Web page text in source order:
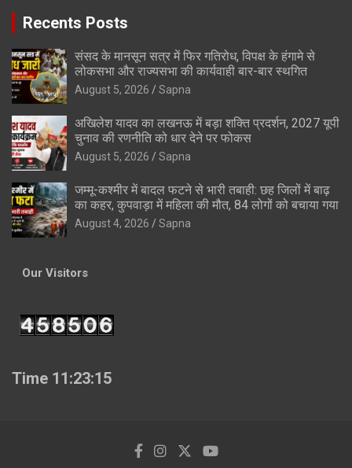
Recents Posts
संसद के मानसून सत्र में फिर गतिरोध, विपक्ष के हंगामे से
लोकसभा और राज्यसभा की कार्यवाही बार-बार स्थगित
August 5, 2026 Sapna
अखिलेश यादव का लखनऊ में बड़ा शक्ति प्रदर्शन, 2027 यूपी
चुनाव की रणनीति को धार देने पर फोकस
August 5, 2026 Sapna
जम्मू-कश्मीर में बादल फटने से भारी तबाही: छह जिलों में बाढ़
का कहर, कुपवाड़ा में महिला की मौत, 84 लोगों को बचाया गया
August 4, 2026 Sapna
Our Visitors
Time 11:23:16